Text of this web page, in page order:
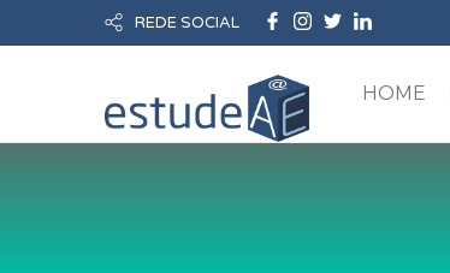
REDE SOCIAL
HOME